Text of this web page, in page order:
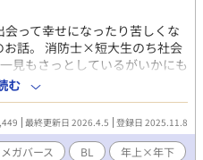
って幸せになったり苦しくな
お話。 消防士×短大生のち社会
見もさっとしているがいかにも
咲久(19) 身長169cm 黒髪で特に
方だと思う。存在感は薄いと
ジャーなオメガバなので特に説
元タイトル「多分嫌
む
最終更新日 2026.4.5 登録日 2025.11.8
ガバース BL
年上×年下